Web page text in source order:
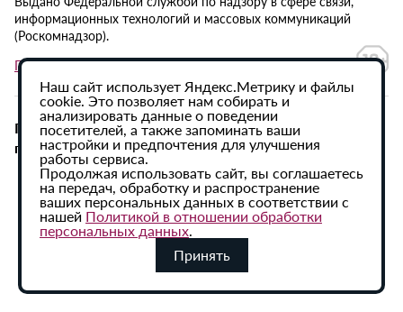
информационных технологий и массовых коммуникаций
(Роскомнадзор).
Политика в отношении обработки персональных данных
При использовании материалов сайта активная
гиперссылка на ИА «Регион 64» обязательна.
Наш сайт использует Яндекс.Метрику и файлы
cookie. Это позволяет нам собирать и
анализировать данные о поведении
посетителей, а также запоминать ваши
настройки и предпочтения для улучшения
работы сервиса.
Продолжая использовать сайт, вы соглашаетесь
на передач, обработку и распространение
ваших персональных данных в соответствии с
нашей Политикой в отношении обработки
персональных данных.
Принять